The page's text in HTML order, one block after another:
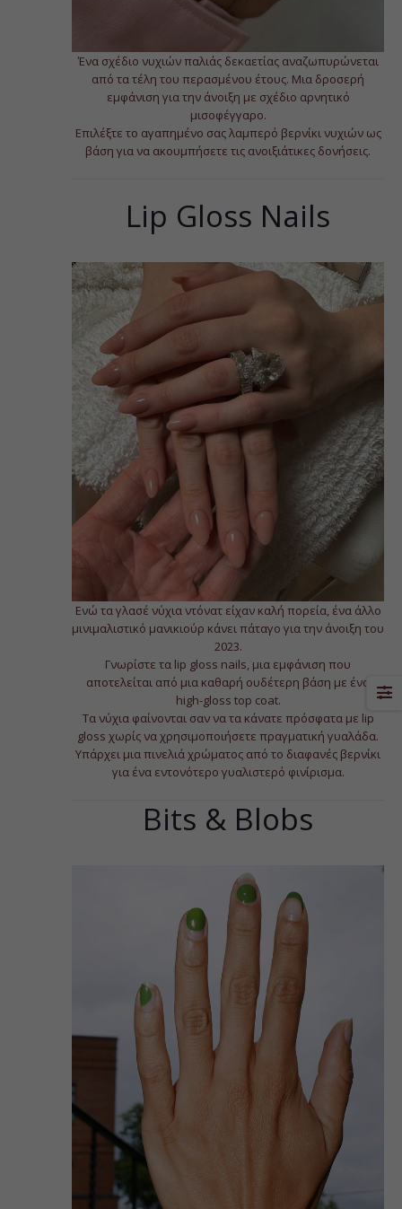
Ένα σχέδιο νυχιών παλιάς δεκαετίας αναζωπυρώνεται
από τα τέλη του περασμένου έτους. Μια δροσερή
εμφάνιση για την άνοιξη με σχέδιο αρνητικό
μισοφέγγαρο.
Επιλέξτε το αγαπημένο σας λαμπερό βερνίκι νυχιών ως
βάση για να ακουμπήσετε τις ανοιξιάτικες δονήσεις.
Lip Gloss Nails
Ενώ τα γλασέ νύχια ντόνατ είχαν καλή πορεία, ένα άλλο
μινιμαλιστικό μανικιούρ κάνει πάταγο για την άνοιξη του
2023.
Γνωρίστε τα lip gloss nails, μια εμφάνιση που
αποτελείται από μια καθαρή ουδέτερη βάση με ένα
high-gloss top coat.
Τα νύχια φαίνονται σαν να τα κάνατε πρόσφατα με lip
gloss χωρίς να χρησιμοποιήσετε πραγματική γυαλάδα.
Υπάρχει μια πινελιά χρώματος από το διαφανές βερνίκι
για ένα εντονότερο γυαλιστερό φινίρισμα.
Bits & Blobs